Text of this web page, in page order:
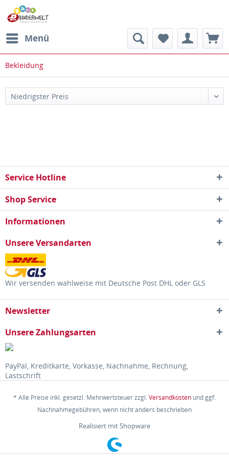
Menü
Bekleidung
Service Hotline
Shop Service
Informationen
Unsere Versandarten
Wir versenden wahlweise mit Deutsche Post DHL oder GLS
Newsletter
Unsere Zahlungsarten
PayPal, Kreditkarte, Vorkasse, Nachnahme, Rechnung,
Lastschrift
* Alle Preise inkl. gesetzl. Mehrwertsteuer zzgl.Versandkosten und ggf.
Nachnahmegebühren, wenn nicht anders beschrieben
Realisiert mit Shopware